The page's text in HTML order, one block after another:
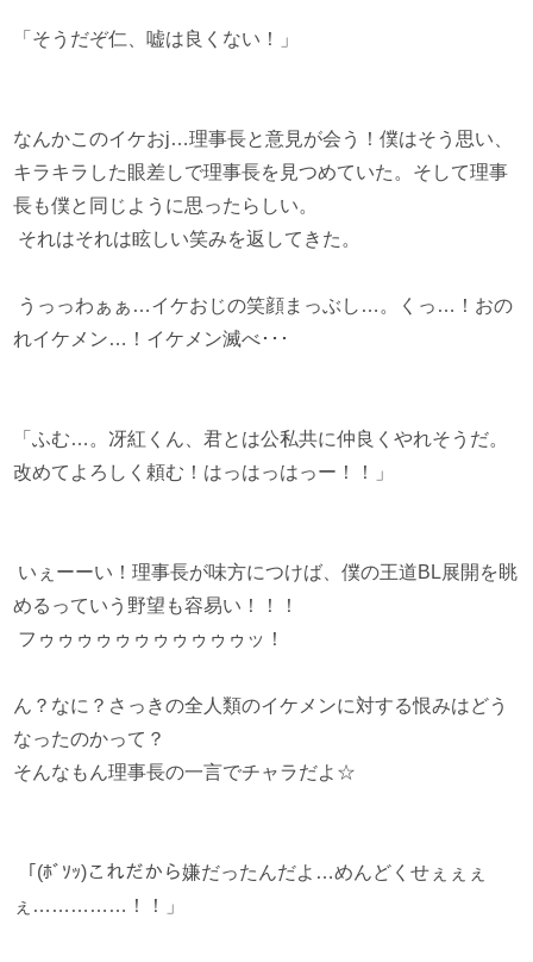
「そうだぞ仁、嘘は良くない！」
なんかこのイケおj…理事長と意見が会う！僕はそう思い、
キラキラした眼差しで理事長を見つめていた。そして理事
長も僕と同じように思ったらしい。
それはそれは眩しい笑みを返してきた。
うっっわぁぁ…イケおじの笑顔まっぶし…。くっ…！おの
れイケメン…！イケメン滅べ･･･
「ふむ…。冴紅くん、君とは公私共に仲良くやれそうだ。
改めてよろしく頼む！はっはっはっー！！」
いぇーーい！理事長が味方につけば、僕の王道BL展開を眺
めるっていう野望も容易い！！！
フゥゥゥゥゥゥゥゥゥゥゥッ！
ん？なに？さっきの全人類のイケメンに対する恨みはどう
なったのかって？
そんなもん理事長の一言でチャラだよ☆
「(ﾎﾞｿｯ)これだから嫌だったんだよ…めんどくせぇぇぇ
ぇ……………！！」